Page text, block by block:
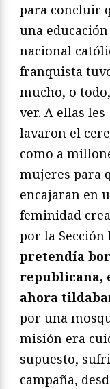
para concluir
una educación
nacional
franquista
mucho, o
ver. A ellas les
lavaron el
como a
mujeres para
encajaran en
feminidad
por la Sección
pretendía
republicana,
ahora
por una
misión era
supuesto,
campaña,